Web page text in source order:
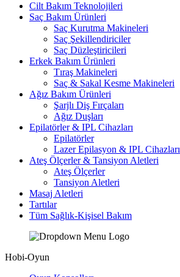
Cilt Bakım Teknolojileri
Saç Bakım Ürünleri
Saç Kurutma Makineleri
Saç Şekillendiriciler
Saç Düzleştiricileri
Erkek Bakım Ürünleri
Tıraş Makineleri
Saç & Sakal Kesme Makineleri
Ağız Bakım Ürünleri
Şarjlı Diş Fırçaları
Ağız Duşları
Epilatörler & IPL Cihazları
Epilatörler
Lazer Epilasyon & IPL Cihazları
Ateş Ölçerler & Tansiyon Aletleri
Ateş Ölçerler
Tansiyon Aletleri
Masaj Aletleri
Tartılar
Tüm Sağlık-Kişisel Bakım
Hobi-Oyun